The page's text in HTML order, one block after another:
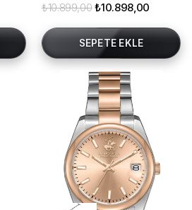
₺10.898,00
₺10.899,00
SEPETE EKLE